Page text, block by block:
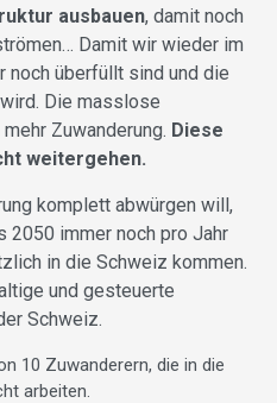
ausbauen, damit noch
Damit wir wieder im
noch überfüllt sind und die
Die masslose
Zuwanderung. Diese
weitergehen.
komplett abwürgen will,
2050 immer noch pro Jahr
in die Schweiz kommen.
und gesteuerte
Schweiz.
10 Zuwanderern, die in die
arbeiten.